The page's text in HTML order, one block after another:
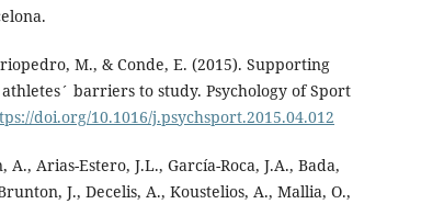
M., & Conde, E. (2015). Supporting
barriers to study. Psychology of Sport
doi.org/10.1016/j.psychsport.2015.04.012
A., Arias-Estero, J.L., García-Roca, J.A., Bada,
J., Decelis, A., Koustelios, A., Mallia, O.,